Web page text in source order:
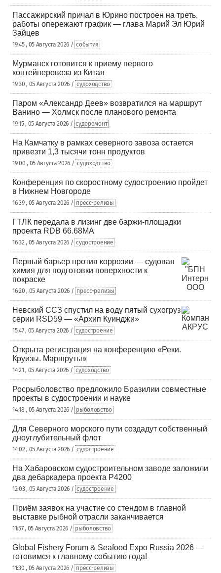
Пассажирский причал в Юрино построен на треть,
работы опережают график — глава Марий Эл Юрий
Зайцев
19:45 , 05 Августа 2026 / события
Мурманск готовится к приему первого
контейнеровоза из Китая
19:30 , 05 Августа 2026 / судоходство
Паром «Александр Деев» возвратился на маршрут
Ванино — Холмск после планового ремонта
19:15 , 05 Августа 2026 / судоремонт
На Камчатку в рамках северного завоза остается
привезти 1,3 тысячи тонн продуктов
19:00 , 05 Августа 2026 / судоходство
Конференция по скоростному судостроению пройдет
в Нижнем Новгороде
16:39 , 05 Августа 2026 / пресс-релизы
ГТЛК передала в лизинг две баржи-площадки
проекта RDB 66.68МА
16:32 , 05 Августа 2026 / судостроение
Первый барьер против коррозии — судовая
химия для подготовки поверхности к
покраске
16:20 , 05 Августа 2026 / пресс-релизы
Невский ССЗ спустил на воду пятый сухогруз
серии RSD59 — «Архип Куинджи»
15:47 , 05 Августа 2026 / судостроение
Открыта регистрация на конференцию «Реки.
Круизы. Маршруты»
14:21 , 05 Августа 2026 / судоходство
Росрыболовство предложило Бразилии совместные
проекты в судостроении и науке
14:18 , 05 Августа 2026 / рыболовство
Для Северного морского пути создадут собственный
дноуглубительный флот
14:02 , 05 Августа 2026 / судостроение
На Хабаровском судостроительном заводе заложили
два дебаркадера проекта Р4200
12:03 , 05 Августа 2026 / судостроение
Приём заявок на участие со стендом в главной
выставке рыбной отрасли заканчивается
11:57 , 05 Августа 2026 / рыболовство
Global Fishery Forum & Seafood Expo Russia 2026 —
готовимся к главному событию года!
11:30 , 05 Августа 2026 / пресс-релизы